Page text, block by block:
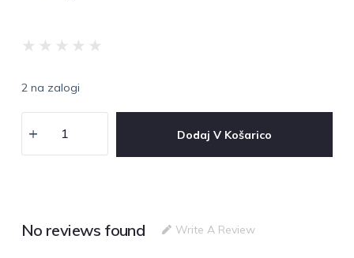
★ ★ ★ ★ ★
2 na zalogi
Dodaj V Košarico
No reviews found Write A Review